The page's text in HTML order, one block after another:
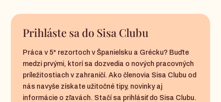
Prihláste sa do Sisa Clubu
Práca v 5* rezortoch v Španielsku a Grécku? Buďte
medzi prvými, ktorí sa dozvedia o nových pracovných
príležitostiach v zahraničí. Ako členovia Sisa Clubu od
nás navyše získate užitočné tipy, novinky aj
informácie o zľavách. Stačí sa prihlásiť do Sisa Clubu.